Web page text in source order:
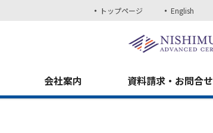
トップページ English
会社案内 資料請求・お問合せ